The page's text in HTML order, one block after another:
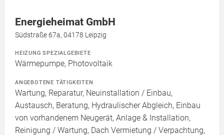
Energieheimat GmbH
Südstraße 67a, 04178 Leipzig
HEIZUNG SPEZIALGEBIETE
Wärmepumpe, Photovoltaik
ANGEBOTENE TÄTIGKEITEN
Wartung, Reparatur, Neuinstallation / Einbau,
Austausch, Beratung, Hydraulischer Abgleich, Einbau
von vorhandenem Neugerät, Anlage & Installation,
Reinigung / Wartung, Dach Vermietung / Verpachtung,